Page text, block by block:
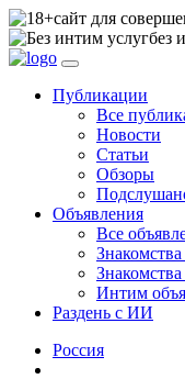
сайт для
без
Публикации
Все
Новости
Статьи
Обзоры
Объявления
Все
Интим
Раздень с ИИ
Россия